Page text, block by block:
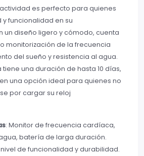
es perfecto para quienes
funcionalidad en su
un diseño ligero y cómodo, cuenta
monitorización de la frecuencia
del sueño y resistencia al agua.
una duración de hasta 10 días,
una opción ideal para quienes no
por cargar su reloj
: Monitor de frecuencia cardíaca,
batería de larga duración.
nivel de funcionalidad y durabilidad.